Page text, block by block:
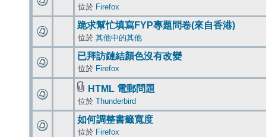
位於 Firefox
跪求幫忙填寫FYP專題問卷(來自香港)
位於 其他中的其他
已拜訪鏈結顏色沒有改變
位於 Firefox
HTML 電郵問題
位於 Thunderbird
如何調整書籤寬度
位於 Firefox